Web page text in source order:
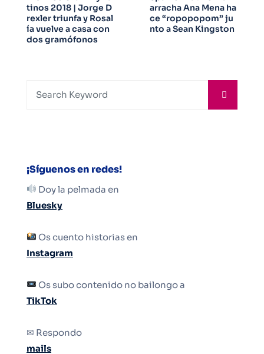
tinos 2018 | Jorge D
rexler triunfa y Rosal
ía vuelve a casa con
dos gramófonos
arracha Ana Mena ha
ce “ropopopom” ju
nto a Sean Kingston
¡Síguenos en redes!
Doy la pelmada en
Bluesky
Os cuento historias en
Instagram
Os subo contenido no bailongo a
TikTok
✉ Respondo
mails